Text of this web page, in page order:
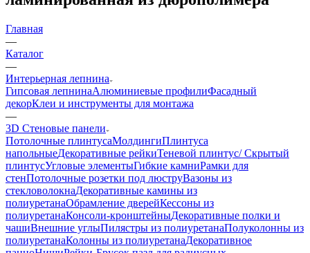
Главная
—
Каталог
—
Интерьерная лепнина
Гипсовая лепнинаАлюминиевые профилиФасадный
декорКлеи и инструменты для монтажа
—
3D Стеновые панели
Потолочные плинтусаМолдингиПлинтуса
напольныеДекоративные рейкиТеневой плинтус/ Скрытый
плинтусУгловые элементыГибкие камниРамки для
стенПотолочные розетки под люструВазоны из
стекловолокнаДекоративные камины из
полиуретанаОбрамление дверейКессоны из
полиуретанаКонсоли-кронштейныДекоративные полки и
чашиВнешние углыПилястры из полиуретанаПолуколонны из
полиуретанаКолонны из полиуретанаДекоративное